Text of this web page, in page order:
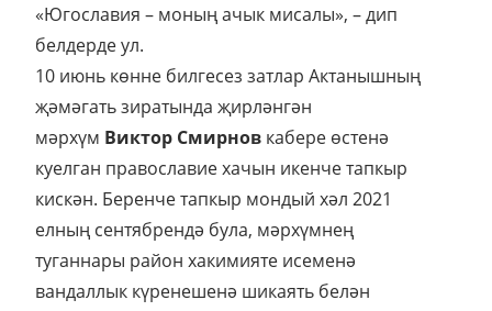
«Югославия – моның ачык мисалы», – дип
белдерде ул.
10 июнь көнне билгесез затлар Актанышның
җәмәгать зиратында җирләнгән
мәрхүм Виктор Смирнов кабере өстенә
куелган православие хачын икенче тапкыр
кискән. Беренче тапкыр мондый хәл 2021
елның сентябрендә була, мәрхүмнең
туганнары район хакимияте исеменә
вандаллык күренешенә шикаять белән